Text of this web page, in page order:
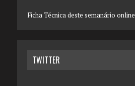
Ficha Técnica deste semanário online
TWITTER